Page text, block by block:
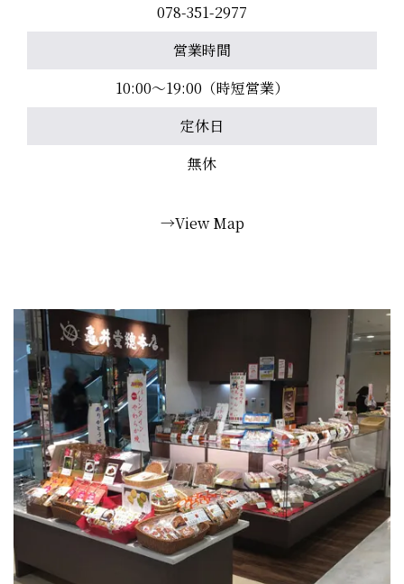
078-351-2977
営業時間
10:00～19:00（時短営業）
定休日
無休
→View Map